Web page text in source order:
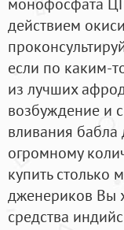
действием
если по каким-
из лучших
возбуждение и
вливания бабла
огромному
купить столько
дженериков Вы
средства